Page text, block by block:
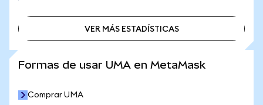
VER MÁS ESTADÍSTICAS
Formas de usar UMA en MetaMask
Comprar UMA